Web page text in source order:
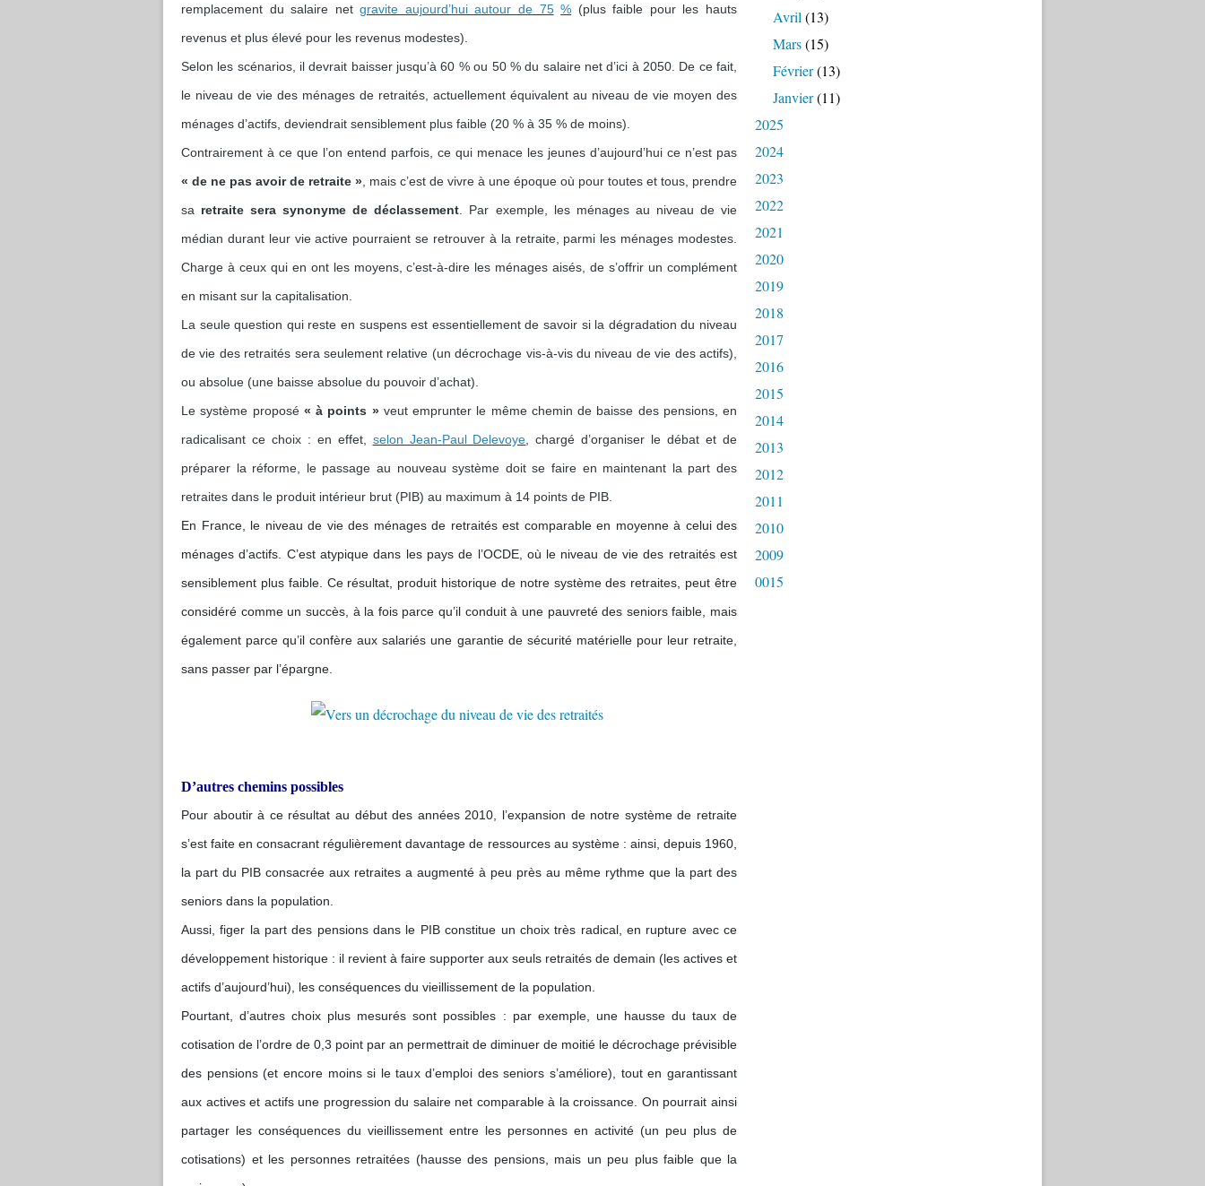
remplacement du salaire netgravite aujourd’hui autour de 75 % (plus faible pour les hauts
revenus et plus élevé pour les revenus modestes).
Selon les scénarios, il devrait baisser jusqu’à 60 % ou 50 % du salaire net d’ici à 2050. De ce fait,
le niveau de vie des ménages de retraités, actuellement équivalent au niveau de vie moyen des
ménages d’actifs, deviendrait sensiblement plus faible (20 % à 35 % de moins).
Contrairement à ce que l’on entend parfois, ce qui menace les jeunes d’aujourd’hui ce n’est pas
« de ne pas avoir de retraite », mais c’est de vivre à une époque où pour toutes et tous, prendre
sa retraite sera synonyme de déclassement. Par exemple, les ménages au niveau de vie
médian durant leur vie active pourraient se retrouver à la retraite, parmi les ménages modestes.
Charge à ceux qui en ont les moyens, c’est-à-dire les ménages aisés, de s’offrir un complément
en misant sur la capitalisation.
La seule question qui reste en suspens est essentiellement de savoir si la dégradation du niveau
de vie des retraités sera seulement relative (un décrochage vis-à-vis du niveau de vie des actifs),
ou absolue (une baisse absolue du pouvoir d’achat).
Le système proposé « à points » veut emprunter le même chemin de baisse des pensions, en
radicalisant ce choix : en effet, selon Jean-Paul Delevoye, chargé d’organiser le débat et de
préparer la réforme, le passage au nouveau système doit se faire en maintenant la part des
retraites dans le produit intérieur brut (PIB) au maximum à 14 points de PIB.
En France, le niveau de vie des ménages de retraités est comparable en moyenne à celui des
ménages d’actifs. C’est atypique dans les pays de l’OCDE, où le niveau de vie des retraités est
sensiblement plus faible. Ce résultat, produit historique de notre système des retraites, peut être
considéré comme un succès, à la fois parce qu’il conduit à une pauvreté des seniors faible, mais
également parce qu’il confère aux salariés une garantie de sécurité matérielle pour leur retraite,
sans passer par l’épargne.
D’autres chemins possibles
Pour aboutir à ce résultat au début des années 2010, l’expansion de notre système de retraite
s’est faite en consacrant régulièrement davantage de ressources au système : ainsi, depuis 1960,
la part du PIB consacrée aux retraites a augmenté à peu près au même rythme que la part des
seniors dans la population.
Aussi, figer la part des pensions dans le PIB constitue un choix très radical, en rupture avec ce
développement historique : il revient à faire supporter aux seuls retraités de demain (les actives et
actifs d’aujourd’hui), les conséquences du vieillissement de la population.
Pourtant, d’autres choix plus mesurés sont possibles : par exemple, une hausse du taux de
cotisation de l’ordre de 0,3 point par an permettrait de diminuer de moitié le décrochage prévisible
des pensions (et encore moins si le taux d’emploi des seniors s’améliore), tout en garantissant
aux actives et actifs une progression du salaire net comparable à la croissance. On pourrait ainsi
partager les conséquences du vieillissement entre les personnes en activité (un peu plus de
cotisations) et les personnes retraitées (hausse des pensions, mais un peu plus faible que la
Avril (13)
Mars(15)
Février(13)
Janvier(11)
2025
2024
2023
2022
2021
2020
2019
2018
2017
2016
2015
2014
2013
2012
2011
2010
2009
0015